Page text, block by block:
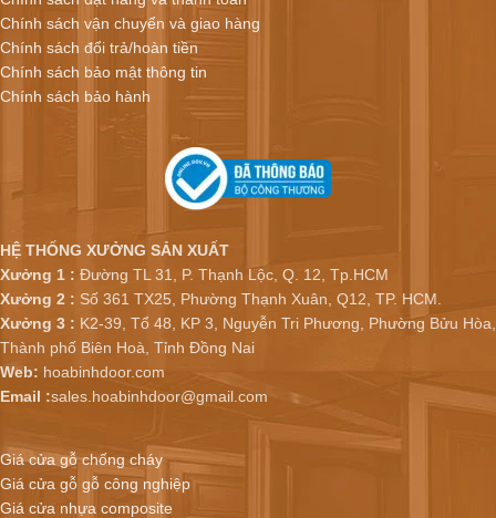
Chính sách vận chuyển và giao hàng
Chính sách đổi trả/hoàn tiền
Chính sách bảo mật thông tin
Chính sách bảo hành
HỆ THỐNG XƯỞNG SẢN XUẤT
Xưởng 1 : Đường TL 31, P. Thạnh Lộc, Q. 12, Tp.HCM
Xưởng 2 : Số 361 TX25, Phường Thạnh Xuân, Q12, TP. HCM.
Xưởng 3 : K2-39, Tổ 48, KP 3, Nguyễn Tri Phương, Phường Bửu Hòa,
Thành phố Biên Hoà, Tỉnh Đồng Nai
Web: hoabinhdoor.com
Email :sales.hoabinhdoor@gmail.com
Giá cửa gỗ chống cháy
Giá cửa gỗ gỗ công nghiệp
Giá cửa nhựa composite